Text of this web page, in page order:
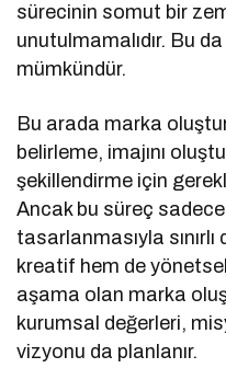
sürecinin somut bir
unutulmamalıdır. Bu da
mümkündür.
Bu arada marka
belirleme, imajını
şekillendirme için
Ancak bu süreç
tasarlanmasıyla
kreatif hem de yönetsel
aşama olan marka
kurumsal değerleri,
vizyonu da planlanır.